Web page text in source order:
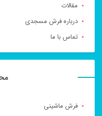
مقالات
درباره فرش مسجدی
تماس با ما
فرش ماشینی